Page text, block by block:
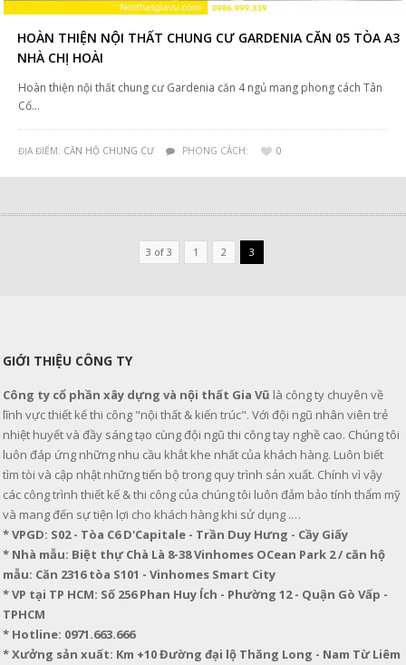
HOÀN THIỆN NỘI THẤT CHUNG CƯ GARDENIA CĂN 05 TÒA A3
NHÀ CHỊ HOÀI
Hoàn thiện nội thất chung cư Gardenia căn 4 ngủ mang phong cách Tân
Cổ…
ĐỊA ĐIỂM: CĂN HỘ CHUNG CƯ PHONG CÁCH: 0
3 of 3 1 2 3
GIỚI THIỆU CÔNG TY
Công ty cổ phần xây dựng và nội thất Gia Vũ là công ty chuyên về
lĩnh vực thiết kế thi công "nội thất & kiến trúc". Với đội ngũ nhân viên trẻ
nhiệt huyết và đầy sáng tạo cùng đội ngũ thi công tay nghề cao. Chúng tôi
luôn đáp ứng những nhu cầu khắt khe nhất của khách hàng. Luôn biết
tìm tòi và cập nhật những tiến bộ trong quy trình sản xuất. Chính vì vậy
các công trình thiết kế & thi công của chúng tôi luôn đảm bảo tính thẩm mỹ
và mang đến sự tiện lợi cho khách hàng khi sử dụng .…
* VPGD: S02 - Tòa C6 D'Capitale - Trần Duy Hưng - Cầy Giấy
* Nhà mẫu: Biệt thự Chà Là 8-38 Vinhomes OCean Park 2 / căn hộ
mẫu: Căn 2316 tòa S101 - Vinhomes Smart City
* VP tại TP HCM: Số 256 Phan Huy Ích - Phường 12 - Quận Gò Vấp -
TPHCM
* Hotline: 0971.663.666
* Xưởng sản xuất: Km +10 Đường đại lộ Thăng Long - Nam Từ Liêm